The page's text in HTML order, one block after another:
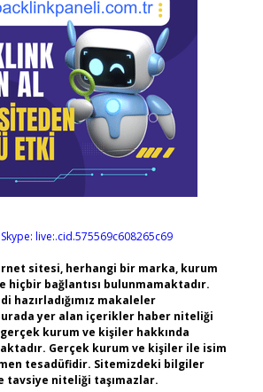
Skype: live:.cid.575569c608265c69
sitesi, herhangi bir marka, kurum
hiçbir bağlantısı bulunmamaktadır.
hazırladığımız makaleler
yer alan içerikler haber niteliği
kurum ve kişiler hakkında
Gerçek kurum ve kişiler ile isim
tesadüfidir. Sitemizdeki bilgiler
tavsiye niteliği taşımazlar.